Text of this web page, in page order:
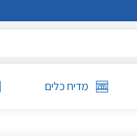
מדיח כלים